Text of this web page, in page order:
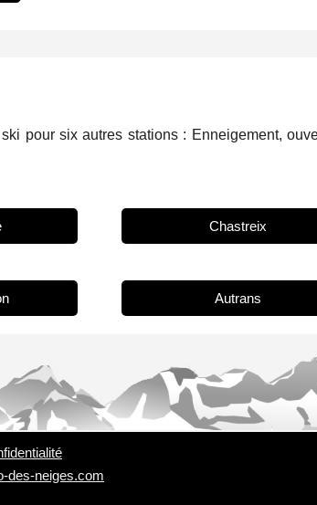
pour six autres stations : Enneigement,
Chastreix
Autrans
des-neiges.com